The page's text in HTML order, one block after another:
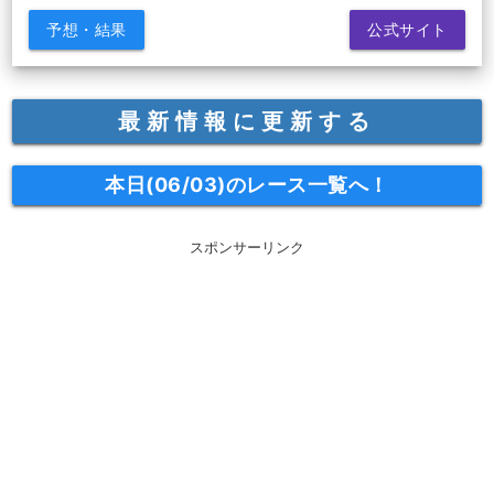
予想・結果 公式サイト
最新情報に更新する
本日(06/03)のレース一覧へ！
スポンサーリンク